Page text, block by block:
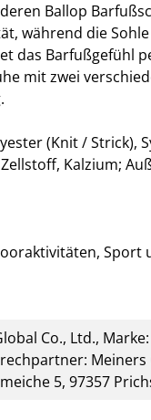
Ballop
während die
das Barfußgefühl
mit zwei
(Knit / Strick),
Kalzium;
Sport
Co., Ltd.,
Meiners
5, 97357